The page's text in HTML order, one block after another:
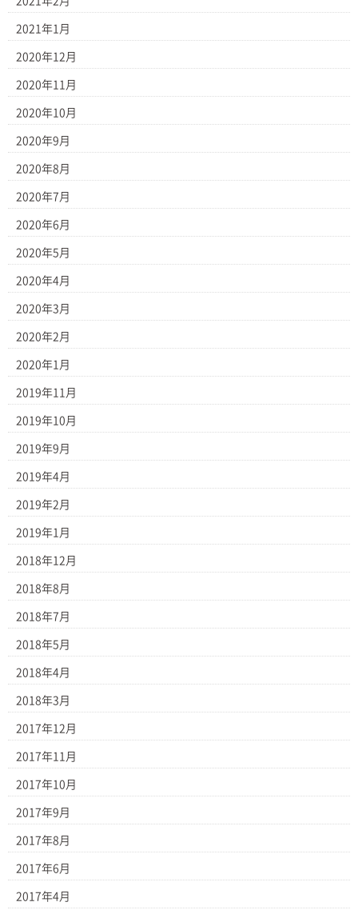
2021年1月
2020年12月
2020年11月
2020年10月
2020年9月
2020年8月
2020年7月
2020年6月
2020年5月
2020年4月
2020年3月
2020年2月
2020年1月
2019年11月
2019年10月
2019年9月
2019年4月
2019年2月
2019年1月
2018年12月
2018年8月
2018年7月
2018年5月
2018年4月
2018年3月
2017年12月
2017年11月
2017年10月
2017年9月
2017年8月
2017年6月
2017年4月